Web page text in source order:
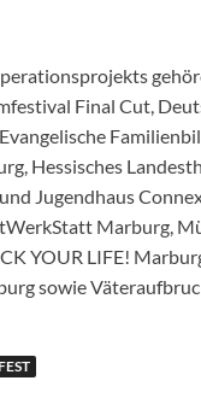
Final Cut,
Hessisches
Jugendhaus
Marburg,
YOUR LIFE!
sowie